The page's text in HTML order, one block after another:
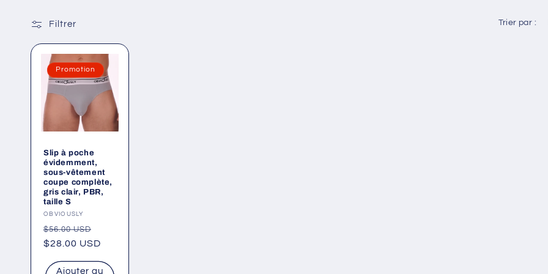
Filtrer Trier par :
Promotion
Slip à poche
évidemment,
sous-vêtement
coupe complète,
gris clair, PBR,
taille S
Fournisseur :
OBVIOUSLY
Prix
habituel
$56.00 USD
promotionnel
$28.00 USD
Ajouter au